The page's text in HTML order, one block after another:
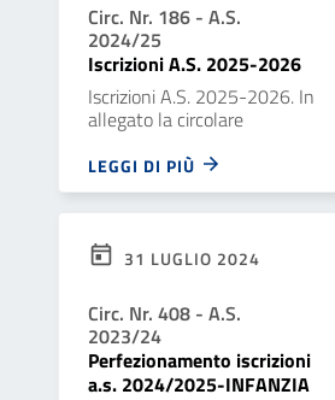
Circ. Nr. 186 - A.S.
2024/25
Iscrizioni A.S. 2025-2026
Iscrizioni A.S. 2025-2026. In
allegato la circolare
LEGGI DI PIÙ
31 LUGLIO 2024
Circ. Nr. 408 - A.S.
2023/24
Perfezionamento iscrizioni
a.s. 2024/2025-INFANZIA